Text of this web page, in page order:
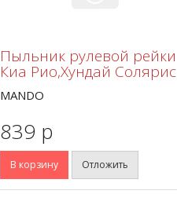
Пыльник рулевой рейки
Киа Рио,Хундай Солярис
MANDO
839 p
В корзину Отложить